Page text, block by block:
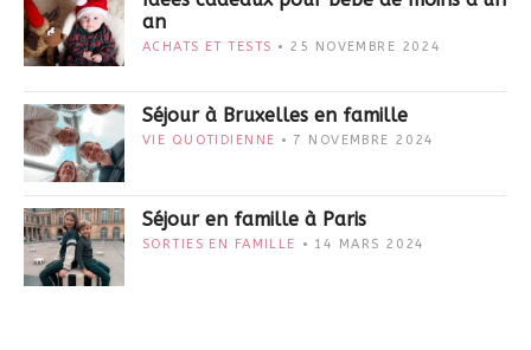
an
ACHATS ET TESTS 25 NOVEMBRE 2024
Séjour à Bruxelles en famille
VIE QUOTIDIENNE 7 NOVEMBRE 2024
Séjour en famille à Paris
SORTIES EN FAMILLE 14 MARS 2024